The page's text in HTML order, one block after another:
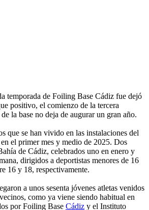
temporada de Foiling Base Cádiz fue dejó
positivo, el comienzo de la tercera
la base no deja de augurar un gran año.
que se han vivido en las instalaciones del
el primer mes y medio de 2025. Dos
de Cádiz, celebrados uno en enero y
dirigidos a deportistas menores de 16
16 y 18, respectivamente.
a unos sesenta jóvenes atletas venidos
como ya viene siendo habitual en
por Foiling Base Cádiz y el Instituto